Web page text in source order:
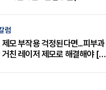
럼
모 부작용 걱정된다면...피부과
거친 레이저 제모로 해결해야 [변